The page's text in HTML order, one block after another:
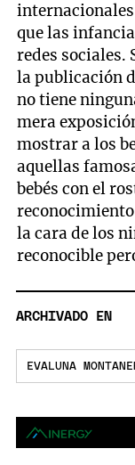
que las
redes sociales.
la publicación
no tiene
mera
mostrar a los
aquellas
bebés con el
la cara de los
reconocible
ARCHIVADO EN
EVALUNA